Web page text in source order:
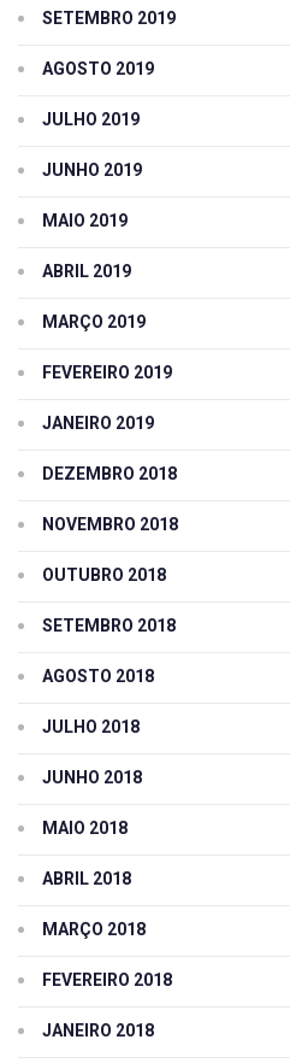
SETEMBRO 2019
AGOSTO 2019
JULHO 2019
JUNHO 2019
MAIO 2019
ABRIL 2019
MARÇO 2019
FEVEREIRO 2019
JANEIRO 2019
DEZEMBRO 2018
NOVEMBRO 2018
OUTUBRO 2018
SETEMBRO 2018
AGOSTO 2018
JULHO 2018
JUNHO 2018
MAIO 2018
ABRIL 2018
MARÇO 2018
FEVEREIRO 2018
JANEIRO 2018